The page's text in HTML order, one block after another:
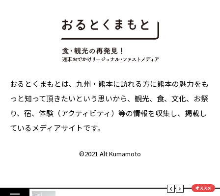
おるとくまもとは、九州・熊本に訪れる方に熊本の魅力をも
っと知って頂きたいという思いから、観光、食、文化、お祭
り、宿、体験（アクティビティ）等の情報を収集し、掲載し
ているメディアサイトです。
©2021 Alt Kumamoto
オススメ